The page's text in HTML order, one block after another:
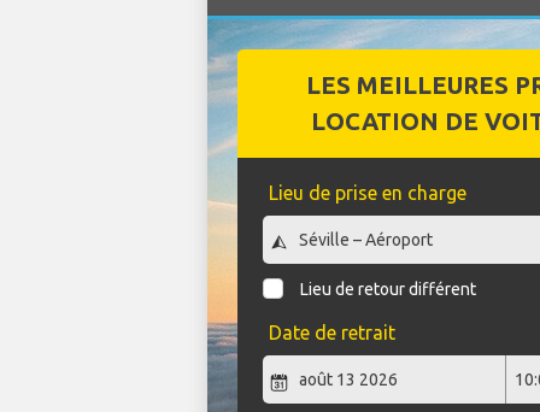
LES MEILLEURES
LOCATION DE
Lieu de prise en charge
Lieu de retour différent
Date de retrait